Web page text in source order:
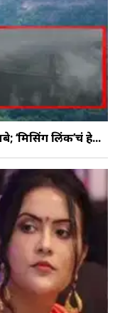
‘मिसिंग लिंक’चं हे...